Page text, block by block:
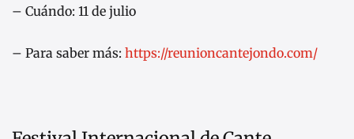
– Cuándo: 11 de julio
– Para saber más: https://reunioncantejondo.com/